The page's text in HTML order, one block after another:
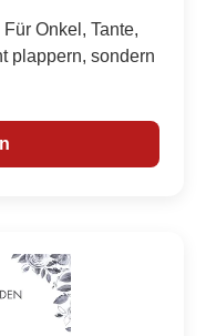
Onkel, Tante,
plappern, sondern